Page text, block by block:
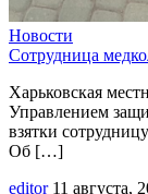
Новости
Сотрудница
Харьковская
Управлением
взятки
Об […]
editor 11 августа,